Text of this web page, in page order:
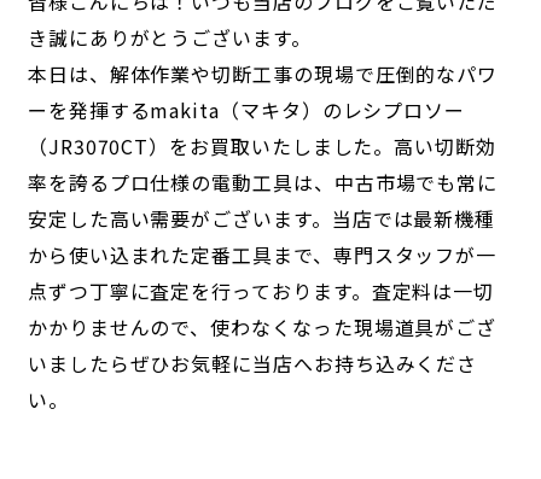
き誠にありがとうございます。
本日は、解体作業や切断工事の現場で圧倒的なパワ
ーを発揮するmakita（マキタ）のレシプロソー
（JR3070CT）をお買取いたしました。高い切断効
率を誇るプロ仕様の電動工具は、中古市場でも常に
安定した高い需要がございます。当店では最新機種
から使い込まれた定番工具まで、専門スタッフが一
点ずつ丁寧に査定を行っております。査定料は一切
かかりませんので、使わなくなった現場道具がござ
いましたらぜひお気軽に当店へお持ち込みくださ
い。